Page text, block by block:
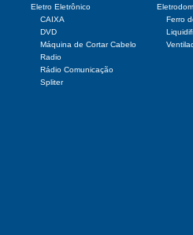
Eletro Eletrônico
CAIXA
DVD
Máquina de Cortar Cabelo
Radio
Rádio Comunicação
Spliter
Ferro